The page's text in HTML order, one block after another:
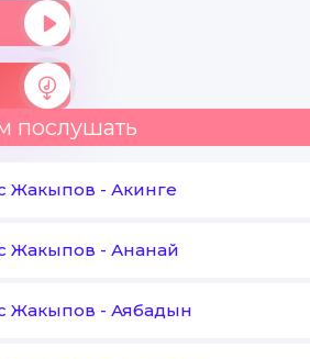
послушать
Жакыпов - Акинге
Жакыпов - Ананай
Жакыпов - Аябадын